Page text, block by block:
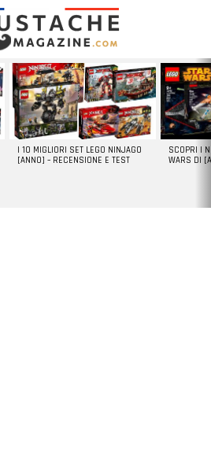
I 10 MIGLIORI SET LEGO NINJAGO
[ANNO] – RECENSIONE E TEST
SCOPRI I
WARS DI